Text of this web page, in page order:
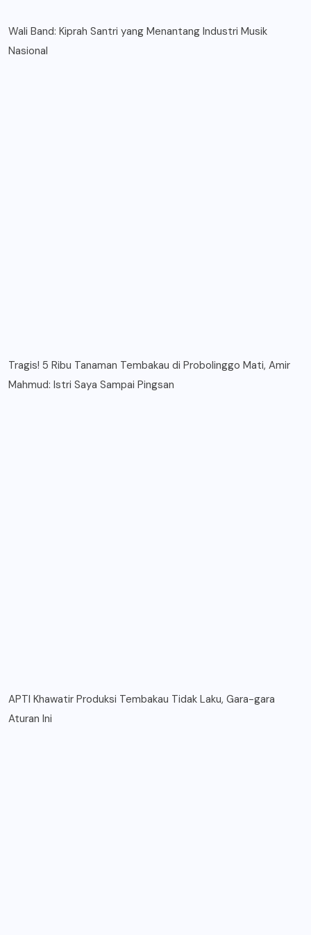
Wali Band: Kiprah Santri yang Menantang Industri Musik
Nasional
Tragis! 5 Ribu Tanaman Tembakau di Probolinggo Mati, Amir
Mahmud: Istri Saya Sampai Pingsan
APTI Khawatir Produksi Tembakau Tidak Laku, Gara-gara
Aturan Ini